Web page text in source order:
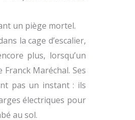
un piège mortel.
la cage d’escalier,
plus, lorsqu’un
Franck Maréchal. Ses
pas un instant : ils
électriques pour
au sol.